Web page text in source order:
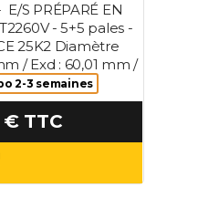
S PRÉPARÉ EN
- 5+5 pales -
25K2 Diamètre
/ Exd : 60,01 mm /
2-3 semaines
€ TTC